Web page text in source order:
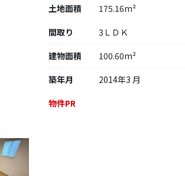
土地面積
175.16m²
間取り
3ＬＤＫ
建物面積
100.60m²
築年月
2014年3 月
物件PR